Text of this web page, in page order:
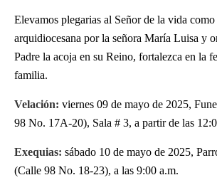
Elevamos plegarias al Señor de la vida como
arquidiocesana por la señora María Luisa y
Padre la acoja en su Reino, fortalezca en la
familia.
Velación: viernes 09 de mayo de 2025,
98 No. 17A-20), Sala # 3, a partir de las
Exequias: sábado 10 de mayo de 2025,
(Calle 98 No. 18-23), a las 9:00 a.m.